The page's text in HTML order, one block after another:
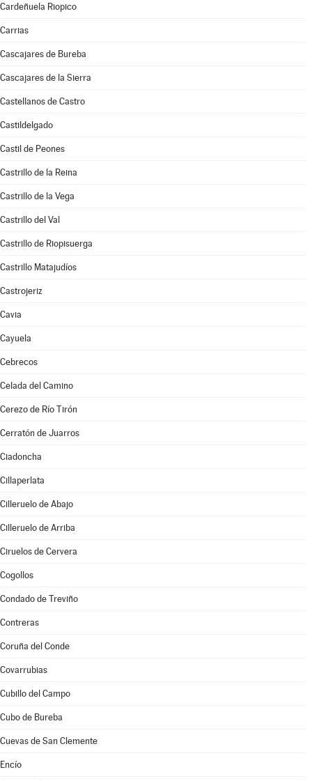
Cardeñuela Riopico
Carrias
Cascajares de Bureba
Cascajares de la Sierra
Castellanos de Castro
Castildelgado
Castil de Peones
Castrillo de la Reina
Castrillo de la Vega
Castrillo del Val
Castrillo de Riopisuerga
Castrillo Matajudíos
Castrojeriz
Cavia
Cayuela
Cebrecos
Celada del Camino
Cerezo de Río Tirón
Cerratón de Juarros
Ciadoncha
Cillaperlata
Cilleruelo de Abajo
Cilleruelo de Arriba
Ciruelos de Cervera
Cogollos
Condado de Treviño
Contreras
Coruña del Conde
Covarrubias
Cubillo del Campo
Cubo de Bureba
Cuevas de San Clemente
Encío